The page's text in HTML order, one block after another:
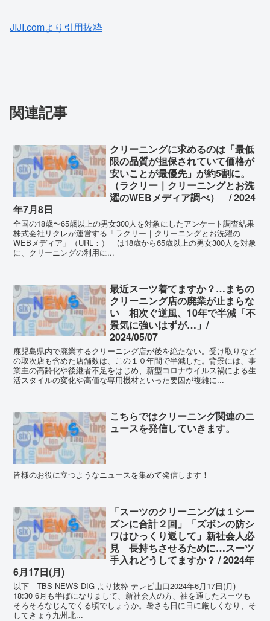
JIJI.comより引用抜粋
関連記事
クリーニングに求めるのは「最低
限の品質が担保されていて価格が
安いことが最優先」が約5割に。
（ラクリー｜クリーニングとお洗
濯のWEBメディア調べ） / 2024
年7月8日
全国の18歳〜65歳以上の男女300人を対象にしたアンケート調査結果
株式会社リクレが運営する「ラクリー｜クリーニングとお洗濯の
WEBメディア」（URL：） は18歳から65歳以上の男女300人を対象
に、クリーニングの利用に...
最近スーツ着てますか？…まちの
クリーニング店の廃業が止まらな
い 相次ぐ逆風、10年で半減「不
景気に強いはずが…」/
2024/05/07
鹿児島県内で廃業するクリーニング店が後を絶たない。受け取りなど
の取次店も含めた店舗数は、この１０年間で半減した。背景には、事
業主の高齢化や後継者不足をはじめ、新型コロナウイルス禍による生
活スタイルの変化や高価な専用機材といった要因が複雑に...
こちらではクリーニング関連のニ
ュースを発信していきます。
皆様のお役に立つようなニュースを集めて発信します！
「スーツのクリーニングは１シー
ズンに合計２回」「ズボンの防シ
ワはひっくり返して」新社会人必
見 長持ちさせるために…スーツ
手入れどうしてますか？ / 2024年
6月17日(月)
以下 TBS NEWS DIG より抜粋 テレビ山口2024年6月17日(月)
18:30 6月も半ばになりまして、新社会人の方、袖を通したスーツも
そろそろなじんでくる頃でしょうか。暑さも日に日に厳しくなり、そ
してきょう九州北...